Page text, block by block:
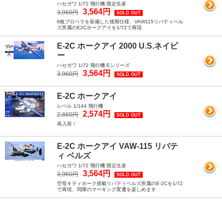
ハセガワ 1/72 飛行機 限定生産
3,960円 3,564円 SOLD OUT
8枚プロペラを装備した後期仕様、VAW115リバティベル
ズ所属のE2Cホークアイを1/72で再現
E-2C ホークアイ 2000 U.S.ネイビ
ー
ハセガワ 1/72 飛行機 Eシリーズ
3,960円 3,564円 SOLD OUT
E-2C ホークアイ
レベル 1/144 飛行機
2,860円 2,574円 SOLD OUT
再入荷！
E-2C ホークアイ VAW-115 リバテ
ィ ベルズ
ハセガワ 1/72 飛行機 限定生産
3,960円 3,564円 SOLD OUT
空母キティホーク搭載リバティベルズ所属のE-2Cを1/72
で再現、同隊のマーキング変遷を楽しめます